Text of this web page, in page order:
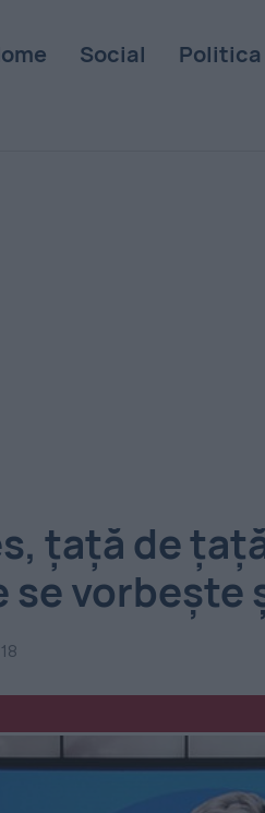
Social Politica
țață de
se vorbește